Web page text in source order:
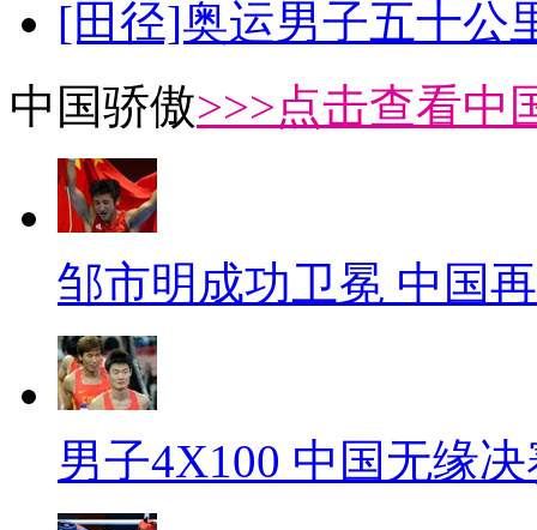
[田径]奥运男子五十公
中国骄傲>>>点击查看中
邹市明成功卫冕 中国
男子4X100 中国无缘